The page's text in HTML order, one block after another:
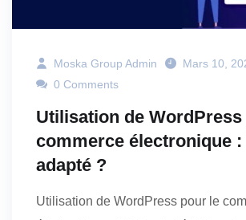
Moska Group Admin
Mars 10,
0 Comments
Utilisation de
commerce électronique :
adapté ?
Utilisation de WordPress pour le